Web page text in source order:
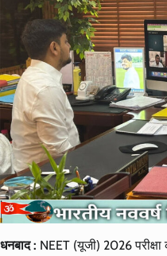
धनबाद : NEET (यूजी) 2026 परीक्षा